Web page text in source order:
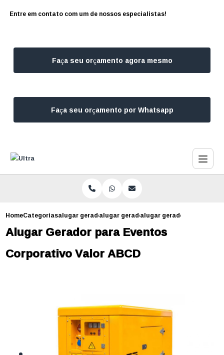
Entre em contato com um de nossos especialistas!
Faça seu orçamento agora mesmo
Faça seu orçamento por Whatsapp
HomeCategoriasalugar geradoresalugar gerador para estudio
alugar gerador para
Alugar Gerador para Eventos
Corporativo Valor ABCD